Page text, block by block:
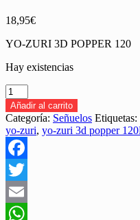
18,95€
YO-ZURI 3D POPPER 120
Hay existencias
SEÑUELO
YO-
ZURI
3D
POPPER
FLOATING
120mm
42gr
"POPPING/TROLLING"
cantidad
Añadir al carrito
Categoría: Señuelos Etiquetas:
yo-zuri, yo-zuri 3d popper
Facebook
Twitter
Email